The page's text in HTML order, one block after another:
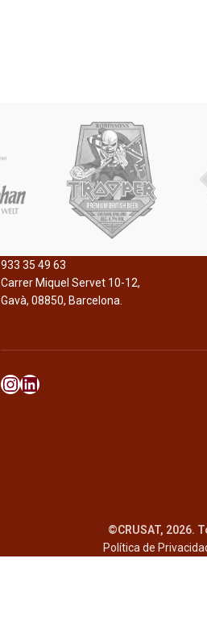
933 35 49 63
Carrer Miquel Servet 10-12,
Gavà, 08850, Barcelona.
©CRUSAT, 2026.
Política de